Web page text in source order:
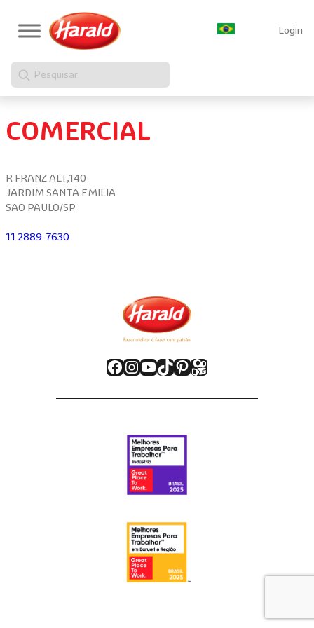
Login
Pesquisar
COMERCIAL
R FRANZ ALT,140
JARDIM SANTA EMILIA
SAO PAULO/SP
11 2889-7630
Facebook
Instagram
Youtube
TikTok
Pinterest
Kwai